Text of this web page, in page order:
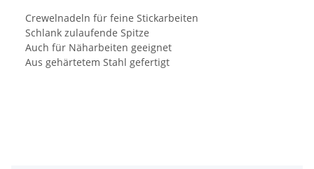
Crewelnadeln für feine Stickarbeiten
Schlank zulaufende Spitze
Auch für Näharbeiten geeignet
Aus gehärtetem Stahl gefertigt